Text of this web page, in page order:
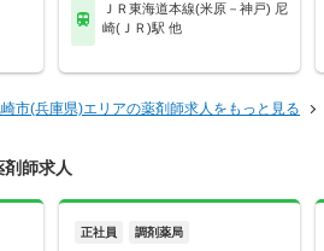
ＪＲ東海道本線(米原－神戸) 尼
崎(ＪＲ)駅 他
市(兵庫県)エリアの薬剤師求人をもっと見る
師求人
正社員 調剤薬局